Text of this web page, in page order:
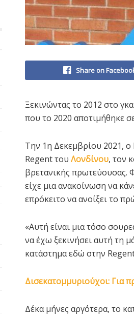
Share on
Ξεκινώντας το 2012 στο
που το 2020 αποτιμήθηκε
Την 1η Δεκεμβρίου 2021,
Regent του Λονδίνου, τον
βρετανικής πρωτεύουσας.
είχε μια ανακοίνωση να
επρόκειτο να ανοίξει το
«Αυτή είναι μια τόσο
να έχω ξεκινήσει αυτή τη
κατάστημα εδώ στην
Δισεκατομμυριούχοι: Για
Δέκα μήνες αργότερα, το